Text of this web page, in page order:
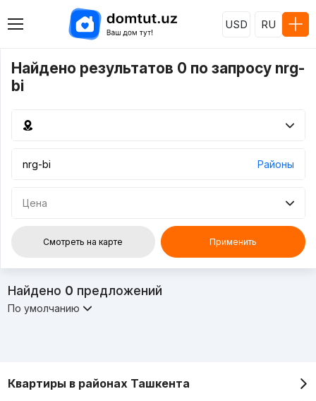
USD RU
Найдено результатов 0 по запросу nrg-
bi
Районы
Цена
Смотреть на карте Применить
Найдено 0 предложений
По умолчанию
Квартиры в районах Ташкента